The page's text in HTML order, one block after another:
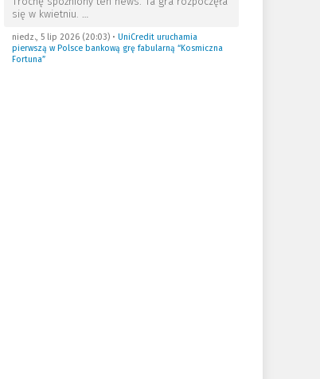
się w kwietniu. …
niedz., 5 lip 2026 (20:03)• UniCredit uruchamia
pierwszą w Polsce bankową grę fabularną “Kosmiczna
Fortuna”